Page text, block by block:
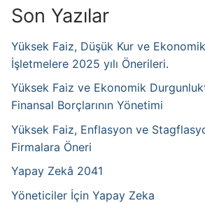
Son Yazılar
Yüksek Faiz, Düşük Kur ve
İşletmelere 2025 yılı Önerileri.
Yüksek Faiz ve Ekonomik
Finansal Borçlarının Yönetimi
Yüksek Faiz, Enflasyon ve
Firmalara Öneri
Yapay Zekâ 2041
Yöneticiler İçin Yapay Zeka